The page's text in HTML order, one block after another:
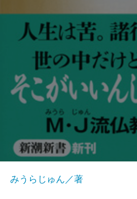
みうらじゅん／著